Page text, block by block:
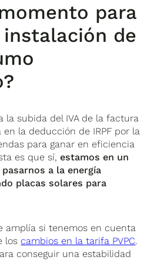
para
instalación de
la subida del IVA de la factura
la deducción de IRPF por la
para ganar en eficiencia
es que sí,estamos en un
a la energía
placas solares para
amplía si tenemos en cuenta
los cambios en la tarifa PVPC.
conseguir una estabilidad